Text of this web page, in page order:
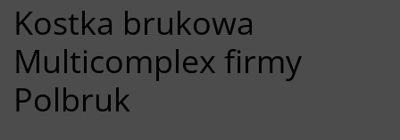
Kostka brukowa
Multicomplex firmy
Polbruk